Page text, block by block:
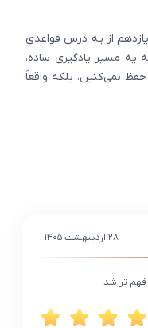
از یه درس قواعدی
مسیر یادگیری ساده،
نمی‌کنین، بلکه واقعاً
۲۸ اردیبهشت ۱۴۰۵
فهم تر شد